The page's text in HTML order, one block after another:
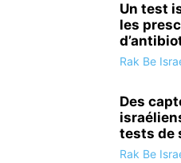
Un test
les
Rak Be
Des
tests de
Rak Be